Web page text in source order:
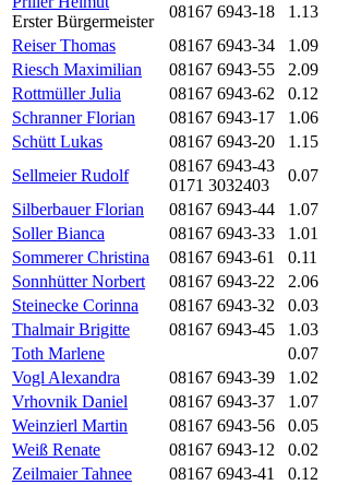
Erster Bürgermeister
08167 6943-18 1.13
Reiser Thomas
08167 6943-34 1.09
Riesch Maximilian
08167 6943-55 2.09
Rottmüller Julia
08167 6943-62 0.12
Schranner Florian
08167 6943-17 1.06
Schütt Lukas
08167 6943-20 1.15
Sellmeier Rudolf
08167 6943-43
0171 3032403
0.07
Silberbauer Florian
08167 6943-44 1.07
Soller Bianca
08167 6943-33 1.01
Sommerer Christina
08167 6943-61 0.11
Sonnhütter Norbert
08167 6943-22 2.06
Steinecke Corinna
08167 6943-32 0.03
Thalmair Brigitte
08167 6943-45 1.03
Toth Marlene
0.07
Vogl Alexandra
08167 6943-39 1.02
Vrhovnik Daniel
08167 6943-37 1.07
Weinzierl Martin
08167 6943-56 0.05
Weiß Renate
08167 6943-12 0.02
Zeilmaier Tahnee
08167 6943-41 0.12